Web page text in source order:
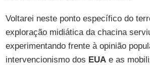
Voltarei neste ponto específico do
exploração midiática da chacina
experimentando frente à opinião
intervencionismo dos EUAe as